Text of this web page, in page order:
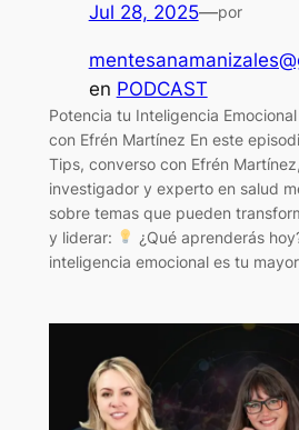
Jul 28, 2025—por
en PODCAST
Potencia tu Inteligencia
con Efrén Martínez En este
Tips, converso con Efrén
investigador y experto en salud
sobre temas que pueden
y liderar:
¿Qué aprenderás
inteligencia emocional es tu